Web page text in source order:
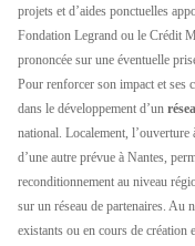
projets et d’aides ponctuelles
Fondation Legrand ou le Crédit
prononcée sur une éventuelle
Pour renforcer son impact et ses
dans le développement d’un
national. Localement, l’ouverture
d’une autre prévue à Nantes,
reconditionnement au niveau
sur un réseau de partenaires. Au
existants ou en cours de création